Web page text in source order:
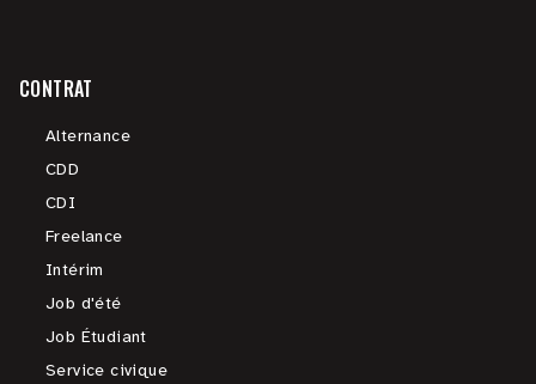
CONTRAT
Alternance
CDD
CDI
Freelance
Intérim
Job d'été
Job Étudiant
Service civique